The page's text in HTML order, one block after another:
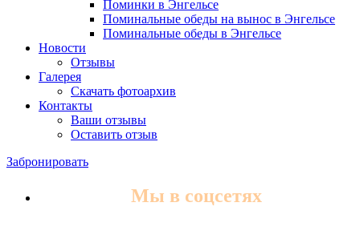
Поминки в Энгельсе
Поминальные обеды на вынос в Энгельсе
Поминальные обеды в Энгельсе
Новости
Отзывы
Галерея
Скачать фотоархив
Контакты
Ваши отзывы
Оставить отзыв
Забронировать
Мы в соцсетях